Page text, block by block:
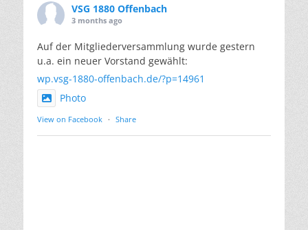
VSG 1880 Offenbach
3 months ago
Auf der Mitgliederversammlung wurde gestern
u.a. ein neuer Vorstand gewählt:
wp.vsg-1880-offenbach.de/?p=14961
Photo
View on Facebook · Share